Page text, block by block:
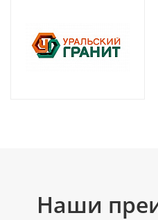
Наши